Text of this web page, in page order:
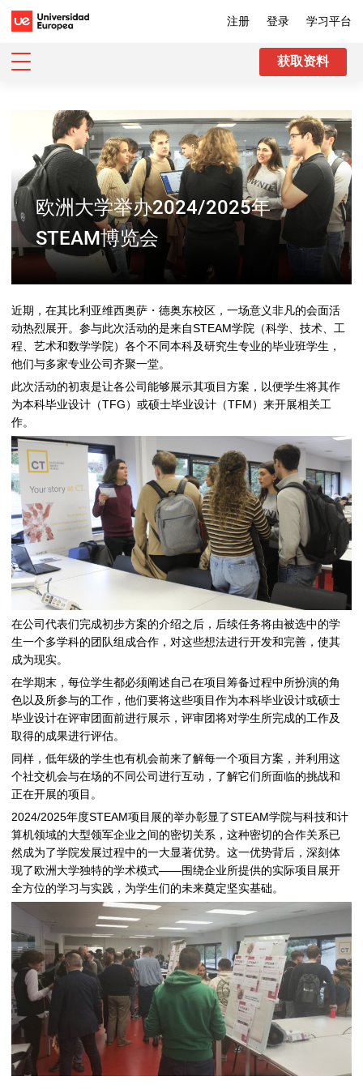
注册 登录 学习平台
获取资料
欧洲大学举办2024/2025年
STEAM博览会
近期，在其比利亚维西奥萨・德奥东校区，一场意义非凡的会面活
动热烈展开。参与此次活动的是来自STEAM学院（科学、技术、工
程、艺术和数学学院）各个不同本科及研究生专业的毕业班学生，
他们与多家专业公司齐聚一堂。
此次活动的初衷是让各公司能够展示其项目方案，以便学生将其作
为本科毕业设计（TFG）或硕士毕业设计（TFM）来开展相关工
作。
在公司代表们完成初步方案的介绍之后，后续任务将由被选中的学
生一个多学科的团队组成合作，对这些想法进行开发和完善，使其
成为现实。
在学期末，每位学生都必须阐述自己在项目筹备过程中所扮演的角
色以及所参与的工作，他们要将这些项目作为本科毕业设计或硕士
毕业设计在评审团面前进行展示，评审团将对学生所完成的工作及
取得的成果进行评估。
同样，低年级的学生也有机会前来了解每一个项目方案，并利用这
个社交机会与在场的不同公司进行互动，了解它们所面临的挑战和
正在开展的项目。
2024/2025年度STEAM项目展的举办彰显了STEAM学院与科技和计
算机领域的大型领军企业之间的密切关系，这种密切的合作关系已
然成为了学院发展过程中的一大显著优势。这一优势背后，深刻体
现了欧洲大学独特的学术模式——围绕企业所提供的实际项目展开
全方位的学习与实践，为学生们的未来奠定坚实基础。